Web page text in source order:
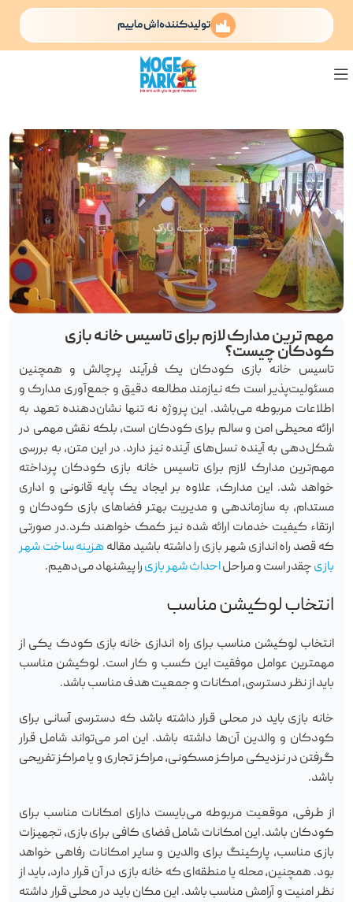
تولیدکننده‌اش ماییم
مهم ترین مدارک لازم برای تاسیس خانه بازی
کودکان چیست؟
تاسیس خانه بازی کودکان یک فرآیند پرچالش و همچنین
مسئولیت‌پذیر است که نیازمند مطالعه دقیق و جمع‌آوری مدارک و
اطلاعات مربوطه می‌باشد. این پروژه نه تنها نشان‌دهنده تعهد به
ارائه محیطی امن و سالم برای کودکان است، بلکه نقش مهمی در
شکل‌دهی به آینده نسل‌های آینده نیز دارد. در این متن، به بررسی
مهم‌ترین مدارک لازم برای تاسیس خانه بازی کودکان پرداخته
خواهد شد. این مدارک، علاوه بر ایجاد یک پایه قانونی و اداری
مستدام، به سازماندهی و مدیریت بهتر فضاهای بازی کودکان و
ارتقاء کیفیت خدمات ارائه شده نیز کمک خواهند کرد.در صورتی
که قصد راه اندازی شهر بازی را داشته باشید مقاله هزینه ساخت شهر
بازیچقدر است و مراحلاحداث شهر بازیرا پیشنهاد می‌دهیم.
انتخاب لوکیشن مناسب
انتخاب لوکیشن مناسب برای راه اندازی خانه بازی کودک یکی از
مهمترین عوامل موفقیت این کسب و کار است. لوکیشن مناسب
باید از نظر دسترسی، امکانات و جمعیت هدف مناسب باشد.
خانه بازی باید در محلی قرار داشته باشد که دسترسی آسانی برای
کودکان و والدین آن‌ها داشته باشد. این امر می‌تواند شامل قرار
گرفتن در نزدیکی مراکز مسکونی، مراکز تجاری و یا مراکز تفریحی
باشد.
از طرفی، موقعیت مربوطه می‌بایست دارای امکانات مناسب برای
کودکان باشد. این امکانات شامل فضای کافی برای بازی، تجهیزات
بازی مناسب، پارکینگ برای والدین و سایر امکانات رفاهی خواهد
بود. همچنین، محله یا منطقه‌ای که خانه بازی در آن قرار دارد، باید از
نظر امنیت و آرامش مناسب باشد. این مکان باید در محلی قرار داشته